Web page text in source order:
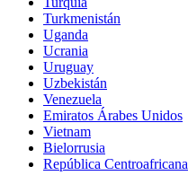
Turkmenistán
Uganda
Ucrania
Uruguay
Uzbekistán
Venezuela
Emiratos Árabes Unidos
Vietnam
Bielorrusia
República Centroafricana